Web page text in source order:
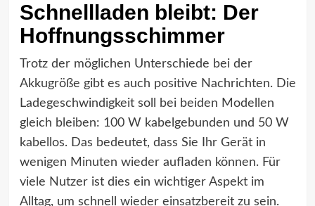
Schnellladen bleibt: Der
Hoffnungsschimmer
Trotz der möglichen Unterschiede bei der
Akkugröße gibt es auch positive Nachrichten. Die
Ladegeschwindigkeit soll bei beiden Modellen
gleich bleiben: 100 W kabelgebunden und 50 W
kabellos. Das bedeutet, dass Sie Ihr Gerät in
wenigen Minuten wieder aufladen können. Für
viele Nutzer ist dies ein wichtiger Aspekt im
Alltag, um schnell wieder einsatzbereit zu sein.